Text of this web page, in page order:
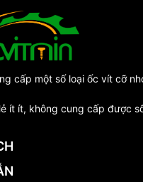
cấp một số loại ốc vít cỡ
ít ít, không cung cấp được